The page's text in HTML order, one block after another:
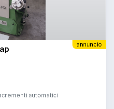
annuncio
automatici